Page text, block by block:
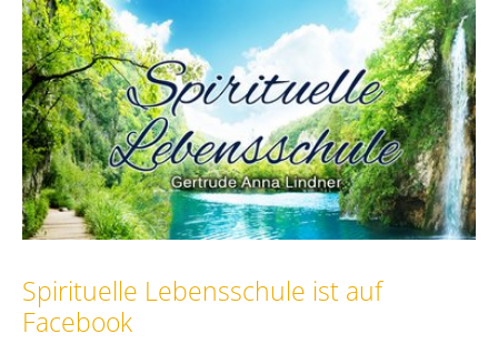
Spirituelle Lebensschule ist auf
Facebook